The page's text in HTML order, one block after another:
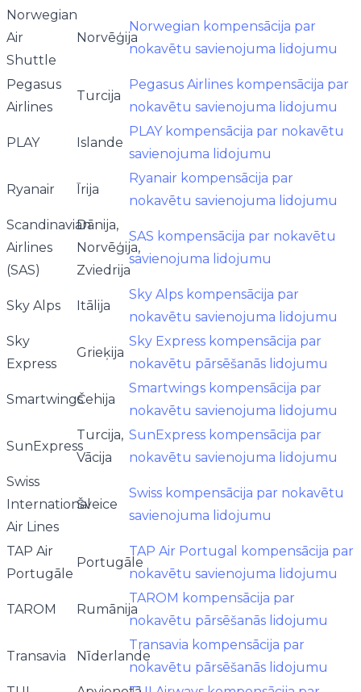
Norwegian
Air
Shuttle
Norvēģija
Norwegian kompensācija par
nokavētu savienojuma lidojumu
Pegasus
Airlines
Turcija
Pegasus Airlines kompensācija par
nokavētu savienojuma lidojumu
PLAY Islande
PLAY kompensācija par nokavētu
savienojuma lidojumu
Ryanair Īrija
Ryanair kompensācija par
nokavētu savienojuma lidojumu
Scandinavian
Airlines
(SAS)
Dānija,
Norvēģija,
Zviedrija
SAS kompensācija par nokavētu
savienojuma lidojumu
Sky Alps Itālija
Sky Alps kompensācija par
nokavētu savienojuma lidojumu
Sky
Express
Grieķija
Sky Express kompensācija par
nokavētu pārsēšanās lidojumu
SmartwingsČehija
Smartwings kompensācija par
nokavētu savienojuma lidojumu
SunExpress
Turcija,
Vācija
SunExpress kompensācija par
nokavētu savienojuma lidojumu
Swiss
International
Air Lines
Šveice
Swiss kompensācija par nokavētu
savienojuma lidojumu
TAP Air
Portugāle
Portugāle
TAP Air Portugal kompensācija par
nokavētu savienojuma lidojumu
TAROM Rumānija
TAROM kompensācija par
nokavētu pārsēšanās lidojumu
Transavia Nīderlande
Transavia kompensācija par
nokavētu pārsēšanās lidojumu